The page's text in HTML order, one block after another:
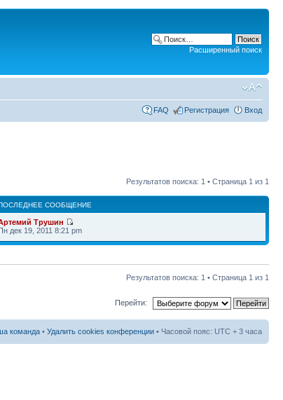
Расширенный поиск
FAQ Регистрация Вход
Результатов поиска: 1 • Страница 1 из 1
СООБЩЕНИЕ
Трушин
дек 19, 2011 8:21 pm
Результатов поиска: 1 • Страница 1 из 1
Перейти:
команда • Удалить cookies конференции • Часовой пояс: UTC + 3 часа